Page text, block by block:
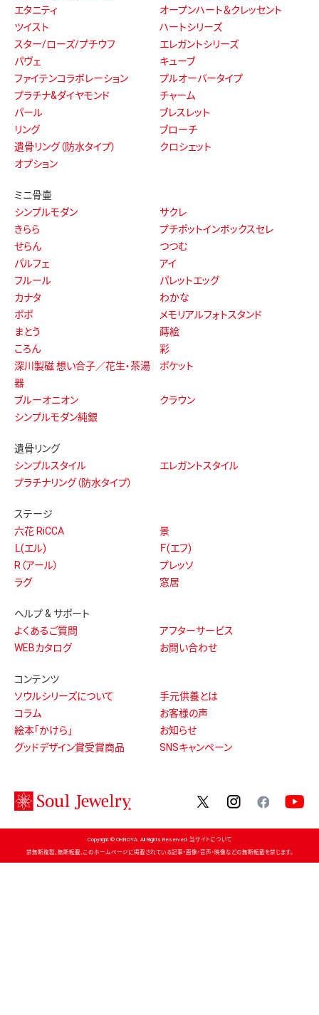
エタニティ
オープンハート＆クレッセント
ツイスト
ハートシリーズ
スター/ローズ/プチウフ
エレガントシリーズ
パヴェ
キューブ
ファイテンコラボレーション
プルオーバータイプ
プラチナ&ダイヤモンド
チャーム
パール
ブレスレット
リング
ブローチ
遺骨リング（防水タイプ）
クロシェット
オプション
ミニ骨壷
シンプルモダン
サクレ
きらら
プチポットインボックスセレ
せらん
つつむ
パルフェ
アイ
フルール
パレットエッグ
カナタ
わかな
ポポ
メモリアルフォトスタンド
まとう
蒔絵
ころん
彩
深川製磁 想い合子／花生・茶湯
器
ポケット
ブルーオニオン
クラウン
シンプルモダン純銀
遺骨リング
シンプルスタイル
エレガントスタイル
プラチナリング（防水タイプ）
ステージ
六花 RiCCA
景
Ｌ(エル)
Ｆ(エフ)
R（アール）
プレッソ
ラグ
窓居
ヘルプ & サポート
よくあるご質問
アフターサービス
WEBカタログ
お問い合わせ
コンテンツ
ソウルシリーズについて
手元供養とは
コラム
お客様の声
絵本「かけら」
お知らせ
グッドデザイン賞受賞商品
SNSキャンペーン
twitterinstagram
Copyright © OHNOYA. All Rights Reserved. 当サイトについて
禁無断複製、無断転載、このホームページに掲載されている記事・画像・音声・映像などの無断転載を禁じます。